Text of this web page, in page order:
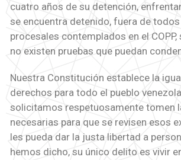
cuatro años de su detención,
se encuentra detenido, fuera de
procesales contemplados en el
no existen pruebas que puedan
Nuestra Constitución establece la
derechos para todo el pueblo
solicitamos respetuosamente tomen
necesarias para que se revisen esos
les pueda dar la justa libertad a
hemos dicho, su único delito es vivir